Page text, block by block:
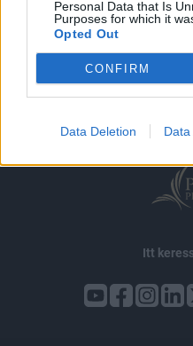
Personal Data that Is
Purposes for which it
Opted Out
CONFIRM
Data Deletion Data
impresszum
jogi
adatvédelem
szerzői
Itt